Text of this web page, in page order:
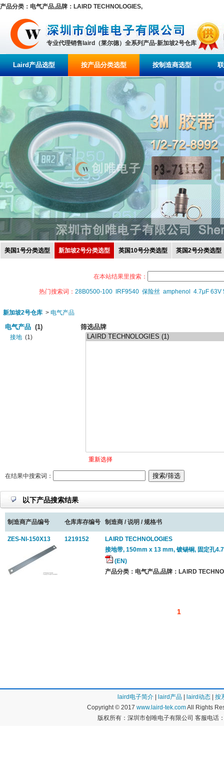
产品分类：电气产品,品牌：LAIRD TECHNOLOGIES,
专业代理销售laird（莱尔德）全系列产品-新加坡2号仓库
Laird产品选型 按产品分类选型 按制造商选型
美国1号分类选型 新加坡2号分类选型 英国10号分类选型 英国2号分类选型
在本站结果里搜索：
热门搜索词： 28B0500-100 IRF9540 保险丝 amphenol 4.7μF 63V
新加坡2号仓库 > 电气产品
电气产品 (1)
接地 (1)
筛选品牌
重新选择
在结果中搜索词：
以下产品搜索结果
制造商产品编号 仓库库存编号 制造商 / 说明 / 规格书
ZES-NI-150X13 1219152
LAIRD TECHNOLOGIES
接地带, 150mm x 13 mm, 镀锡铜, 固定孔
(EN)
产品分类：电气产品,品牌：LAIRD
1
laird电子简介 laird产品 laird动态
按
Copyright © 2017 www.laird-tek.comAll Rights
版权所有：深圳市创唯电子有限公司 客服电话